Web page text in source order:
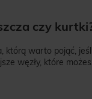
czy
którą warto pojąć,
węzły, które